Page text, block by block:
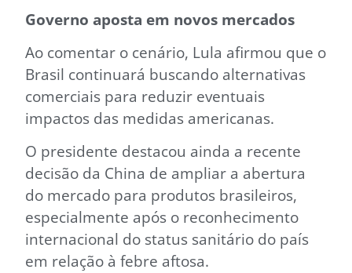
Governo aposta em novos mercados
Ao comentar o cenário, Lula afirmou que o
Brasil continuará buscando alternativas
comerciais para reduzir eventuais
impactos das medidas americanas.
O presidente destacou ainda a recente
decisão da China de ampliar a abertura
do mercado para produtos brasileiros,
especialmente após o reconhecimento
internacional do status sanitário do país
em relação à febre aftosa.